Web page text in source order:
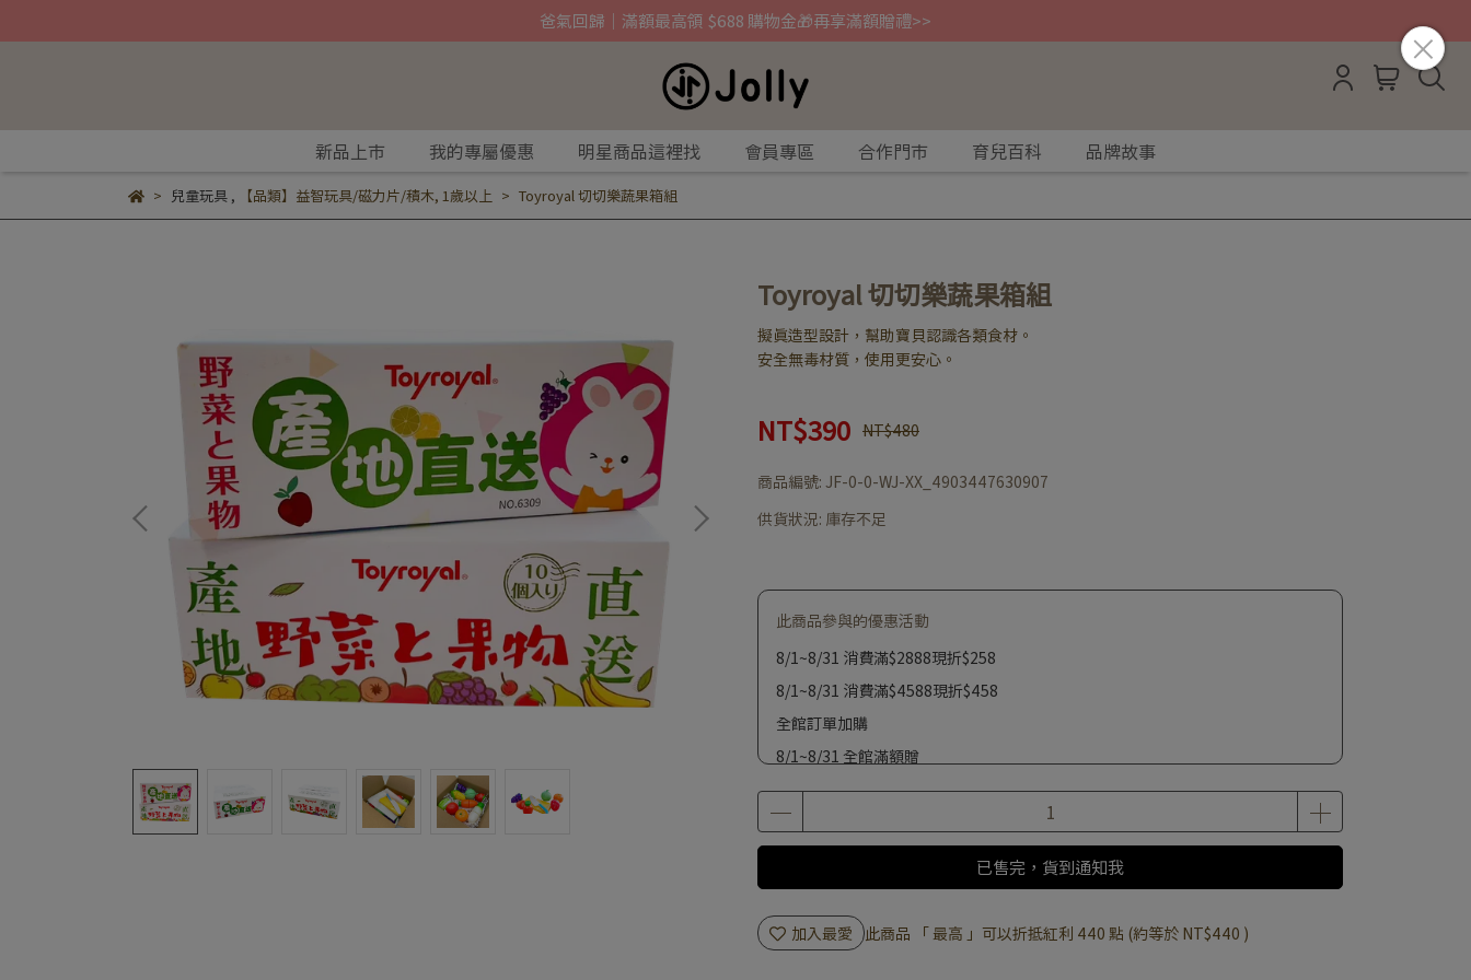
爸氣回歸｜滿額最高領 $688 購物金🎁再享滿額贈禮>>
新品上市 我的專屬優惠 明星商品這裡找 會員專區 合作門市 育兒百科 品牌故事
兒童玩具, 【品類】益智玩具/磁力片/積木, 1歲以上 Toyroyal 切切樂蔬果箱組
Toyroyal 切切樂蔬果箱組
擬真造型設計，幫助寶貝認識各類食材。
安全無毒材質，使用更安心。
NT$390 NT$480
商品編號: JF-0-0-WJ-XX_4903447630907
供貨狀況: 庫存不足
此商品參與的優惠活動
8/1~8/31 消費滿$2888現折$258
8/1~8/31 消費滿$4588現折$458
全館訂單加購
8/1~8/31 全館滿額贈
已售完，貨到通知我
加入最愛 此商品 「 最高 」可以折抵紅利 440 點 (約等於 NT$440 )